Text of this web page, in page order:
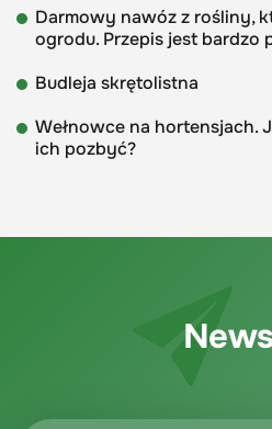
Darmowy nawóz z rośliny,
ogrodu. Przepis jest bardzo
Budleja skrętolistna
Wełnowce na hortensjach.
ich pozbyć?